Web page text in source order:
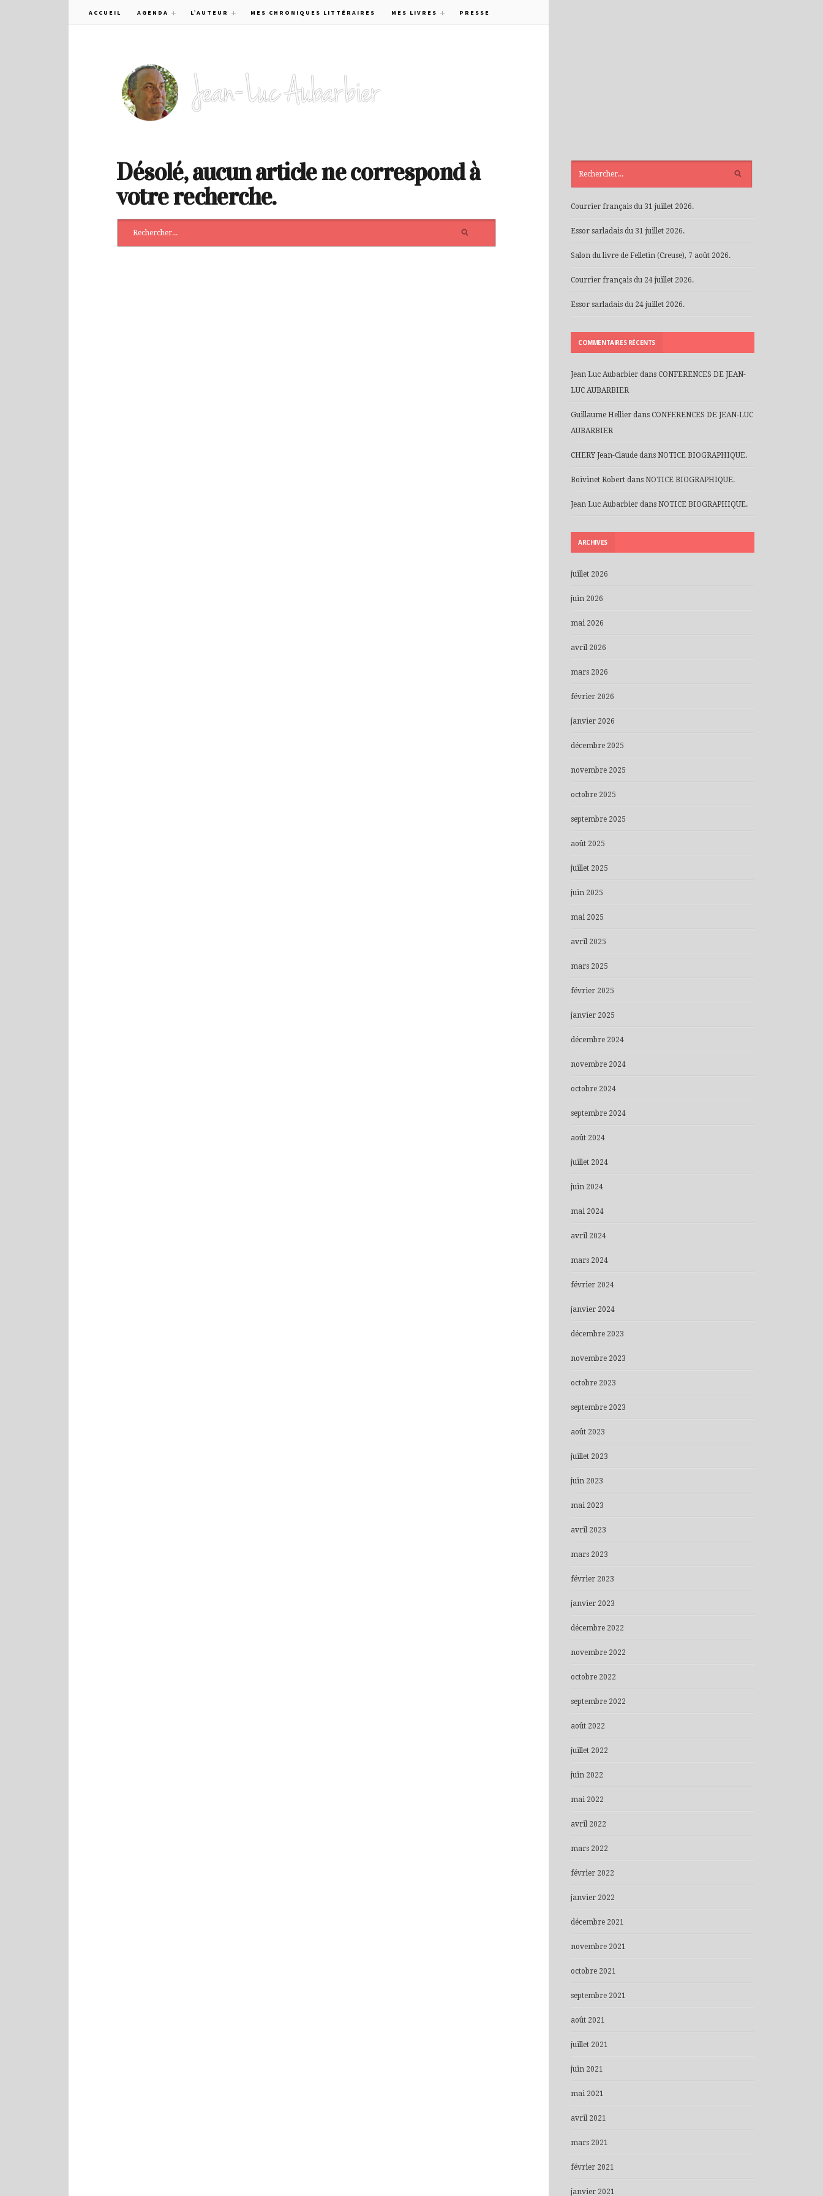
ACCUEIL AGENDA L’AUTEUR MES CHRONIQUES LITTÉRAIRES MES LIVRES PRESSE
Désolé, aucun article ne correspond à
votre recherche.
Courrier français du 31 juillet 2026.
Essor sarladais du 31 juillet 2026.
Salon du livre de Felletin (Creuse), 7 août 2026.
Courrier français du 24 juillet 2026.
Essor sarladais du 24 juillet 2026.
COMMENTAIRES RÉCENTS
Jean Luc Aubarbier dans CONFERENCES DE JEAN-
LUC AUBARBIER
Guillaume Hellier dans CONFERENCES DE JEAN-LUC
AUBARBIER
CHERY Jean-Claude dans NOTICE BIOGRAPHIQUE.
Boivinet Robert dans NOTICE BIOGRAPHIQUE.
Jean Luc Aubarbier dans NOTICE BIOGRAPHIQUE.
ARCHIVES
juillet 2026
juin 2026
mai 2026
avril 2026
mars 2026
février 2026
janvier 2026
décembre 2025
novembre 2025
octobre 2025
septembre 2025
août 2025
juillet 2025
juin 2025
mai 2025
avril 2025
mars 2025
février 2025
janvier 2025
décembre 2024
novembre 2024
octobre 2024
septembre 2024
août 2024
juillet 2024
juin 2024
mai 2024
avril 2024
mars 2024
février 2024
janvier 2024
décembre 2023
novembre 2023
octobre 2023
septembre 2023
août 2023
juillet 2023
juin 2023
mai 2023
avril 2023
mars 2023
février 2023
janvier 2023
décembre 2022
novembre 2022
octobre 2022
septembre 2022
août 2022
juillet 2022
juin 2022
mai 2022
avril 2022
mars 2022
février 2022
janvier 2022
décembre 2021
novembre 2021
octobre 2021
septembre 2021
août 2021
juillet 2021
juin 2021
mai 2021
avril 2021
mars 2021
février 2021
janvier 2021